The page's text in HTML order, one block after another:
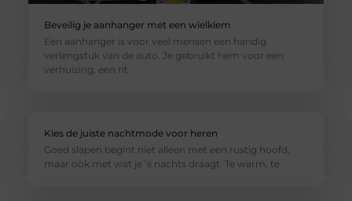
Beveilig je aanhanger met een wielklem
Een aanhanger is voor veel mensen een handig
verlengstuk van de auto. Je gebruikt hem voor een
verhuizing, een rit
Kies de juiste nachtmode voor heren
Goed slapen begint niet alleen met een rustig hoofd,
maar ook met wat je ’s nachts draagt. Te warm, te